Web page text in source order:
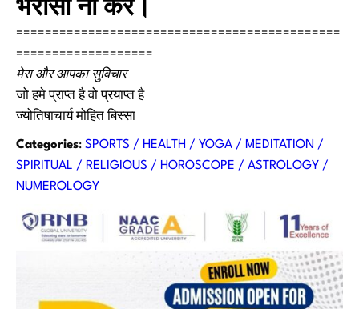
भरोसा ना करें।
=============================================
===================
मेरा और आपका सुविचार
जो हमे प्राप्त है वो प्रयाप्त है
ज्योतिषाचार्य मोहित बिस्सा
Categories: SPORTS / HEALTH / YOGA / MEDITATION /
SPIRITUAL / RELIGIOUS / HOROSCOPE / ASTROLOGY /
NUMEROLOGY